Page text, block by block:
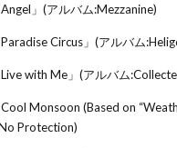
」(アルバム:Mezzanine)
Circus」(アルバム
with Me」(アルバム
Monsoon (Based on
Protection)